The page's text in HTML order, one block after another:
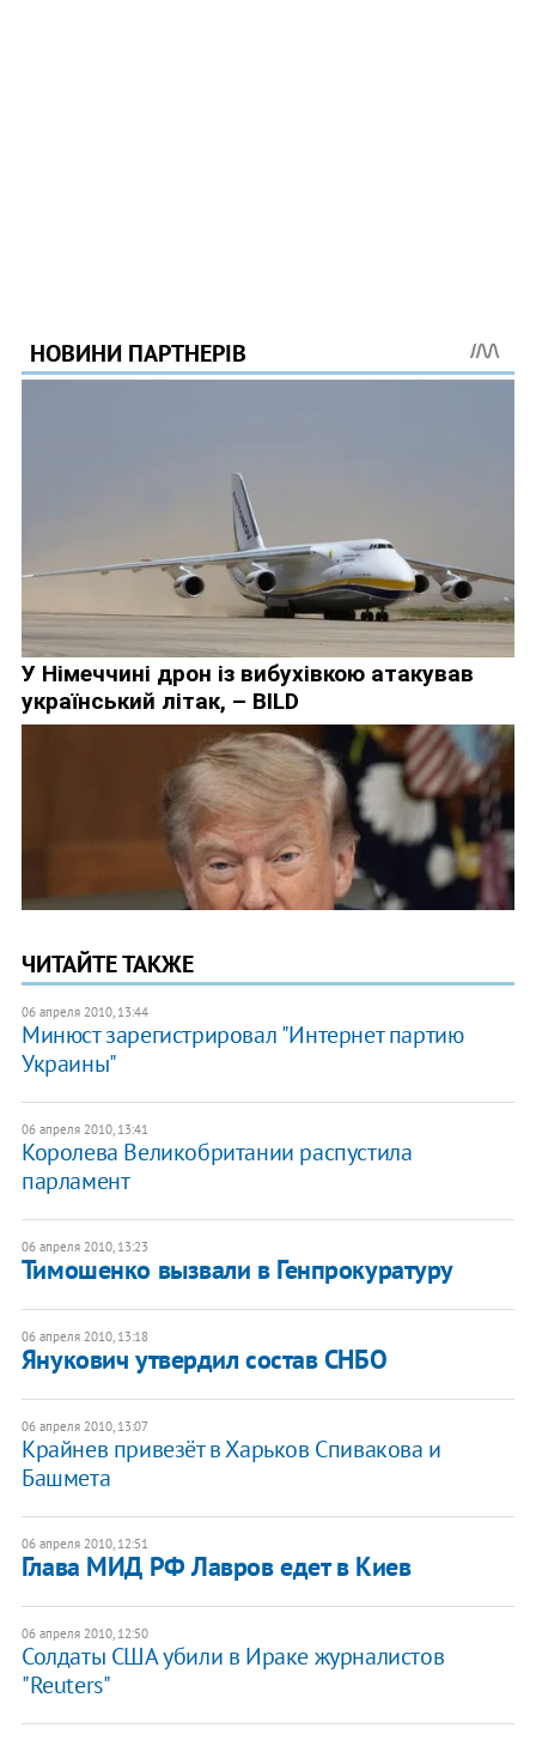
ЧИТАЙТЕ ТАКЖЕ
06 апреля 2010, 13:44
Минюст зарегистрировал "Интернет партию
Украины"
06 апреля 2010, 13:41
Королева Великобритании распустила
парламент
06 апреля 2010, 13:23
Тимошенко вызвали в Генпрокуратуру
06 апреля 2010, 13:18
Янукович утвердил состав СНБО
06 апреля 2010, 13:07
Крайнев привезёт в Харьков Спивакова и
Башмета
06 апреля 2010, 12:51
Глава МИД РФ Лавров едет в Киев
06 апреля 2010, 12:50
Солдаты США убили в Ираке журналистов
"Reuters"